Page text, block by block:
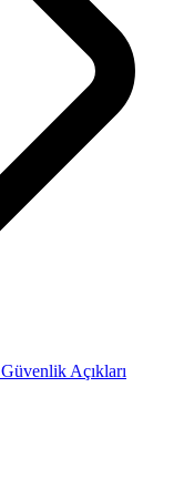
Güvenlik Açıkları